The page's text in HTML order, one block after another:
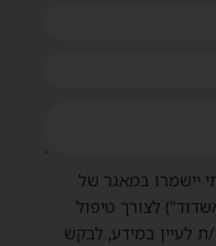
יישמרו במאגר של
לצורך טיפול
ת לעיין במידע, לבקש